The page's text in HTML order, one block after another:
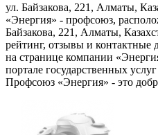
ул. Байзакова, 221, Алматы,
«Энергия» - профсоюз,
Байзакова, 221, Алматы,
рейтинг, отзывы и контактные
на странице компании
портале государственных
Профсоюз «Энергия» - это